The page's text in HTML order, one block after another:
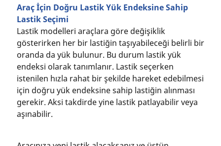
Araç İçin Doğru Lastik Yük Endeksine Sahip
Lastik Seçimi
Lastik modelleri araçlara göre değişiklik
gösterirken her bir lastiğin taşıyabileceği belirli bir
oranda da yük bulunur. Bu durum lastik yük
endeksi olarak tanımlanır. Lastik seçerken
istenilen hızla rahat bir şekilde hareket edebilmesi
için doğru yük endeksine sahip lastiğin alınması
gerekir. Aksi takdirde yine lastik patlayabilir veya
aşınabilir.